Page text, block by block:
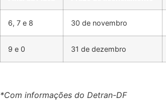
6, 7 e 8 30 de novembro
9 e 0 31 de dezembro
*Com informações do Detran-DF